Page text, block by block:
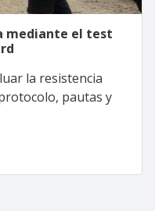
mediante el test
la resistencia
pautas y